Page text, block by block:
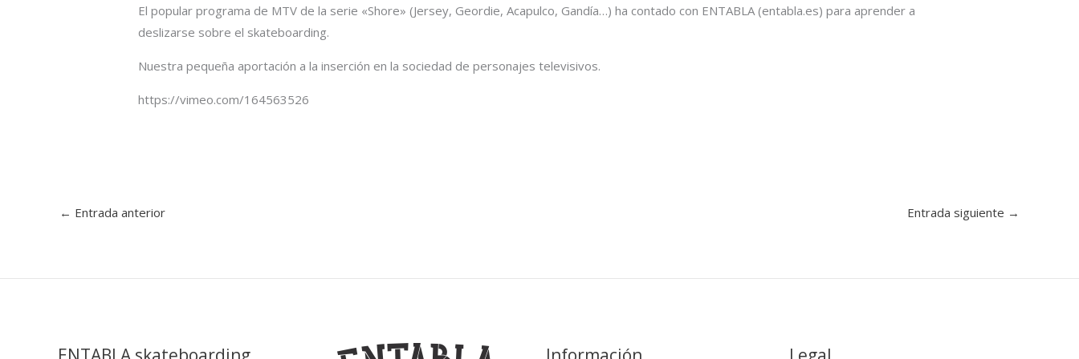
El popular programa de MTV de la serie «Shore» (Jersey, Geordie, Acapulco, Gandía…) ha contado con ENTABLA (entabla.es) para aprender a
deslizarse sobre el skateboarding.
Nuestra pequeña aportación a la inserción en la sociedad de personajes televisivos.
https://vimeo.com/164563526
← Entrada anterior Entrada siguiente →